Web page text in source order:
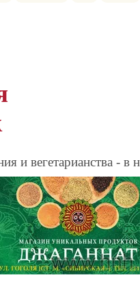
и вегетарианства - в